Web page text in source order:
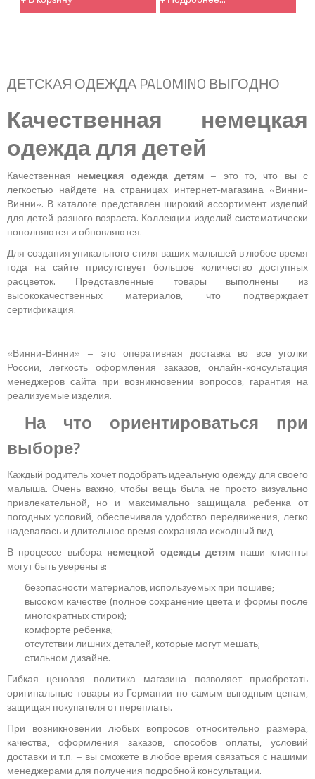
ДЕТСКАЯ ОДЕЖДА PALOMINO ВЫГОДНО
Качественная немецкая
одежда для детей
Качественная немецкая одежда детям – это то, что вы с
легкостью найдете на страницах интернет-магазина «Винни-
Винни». В каталоге представлен широкий ассортимент изделий
для детей разного возраста. Коллекции изделий систематически
пополняются и обновляются.
Для создания уникального стиля ваших малышей в любое время
года на сайте присутствует большое количество доступных
расцветок. Представленные товары выполнены из
высококачественных материалов, что подтверждает
сертификация.
«Винни-Винни» – это оперативная доставка во все уголки
России, легкость оформления заказов, онлайн-консультация
менеджеров сайта при возникновении вопросов, гарантия на
реализуемые изделия.
На что ориентироваться при
выборе?
Каждый родитель хочет подобрать идеальную одежду для своего
малыша. Очень важно, чтобы вещь была не просто визуально
привлекательной, но и максимально защищала ребенка от
погодных условий, обеспечивала удобство передвижения, легко
надевалась и длительное время сохраняла исходный вид.
В процессе выбора немецкой одежды детям наши клиенты
могут быть уверены в:
безопасности материалов, используемых при пошиве;
высоком качестве (полное сохранение цвета и формы после
многократных стирок);
комфорте ребенка;
отсутствии лишних деталей, которые могут мешать;
стильном дизайне.
Гибкая ценовая политика магазина позволяет приобретать
оригинальные товары из Германии по самым выгодным ценам,
защищая покупателя от переплаты.
При возникновении любых вопросов относительно размера,
качества, оформления заказов, способов оплаты, условий
доставки и т.п. – вы сможете в любое время связаться с нашими
менеджерами для получения подробной консультации.